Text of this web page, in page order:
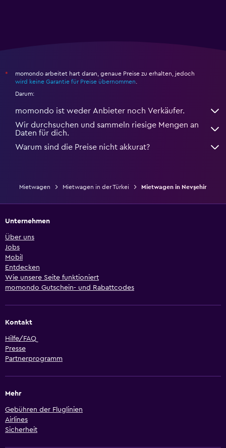
*
momondo arbeitet hart daran, genaue Preise zu erhalten, jedoch
wird keine Garantie für Preise übernommen
Darum:
momondo ist weder Anbieter noch Verkäufer.
Wir durchsuchen und sammeln riesige Mengen an
Daten für dich.
Warum sind die Preise nicht akkurat?
Mietwagen Mietwagen in der Türkei Mietwagen in Nevşehir
Unternehmen
Über uns
Jobs
Mobil
Entdecken
Wie unsere Seite funktioniert
momondo Gutschein- und Rabattcodes
Kontakt
Hilfe/FAQ
Presse
Partnerprogramm
Mehr
Gebühren der Fluglinien
Airlines
Sicherheit